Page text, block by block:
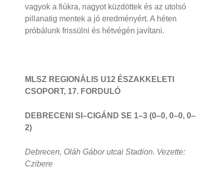
vagyok a fiúkra, nagyot küzdöttek és az utolsó
pillanatig mentek a jó eredményért. A héten
próbálunk frissülni és hétvégén javítani.
MLSZ REGIONÁLIS U12 ÉSZAKKELETI
CSOPORT, 17. FORDULÓ
DEBRECENI SI–CIGÁND SE 1–3 (0–0, 0–0, 0–
2)
Debrecen, Oláh Gábor utcai Stadion. Vezette:
Czibere